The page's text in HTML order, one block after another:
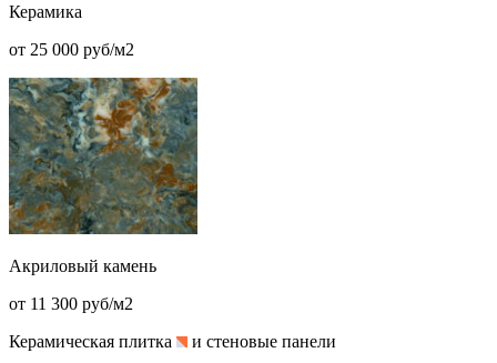
Керамика
от 25 000 руб/м2
Акриловый камень
от 11 300 руб/м2
Керамическая плитка
и стеновые панели